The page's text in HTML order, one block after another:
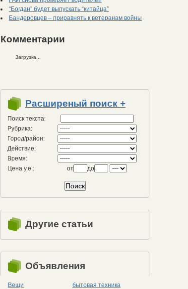
“Богдан” будет выпускать “китайца”
Бандеровцев – приравнять к ветеранам войны
Комментарии
Загрузка...
Расширеный поиск +
Поиск текста:
Рубрика:
Город/район:
Действие:
Время:
Цена у.е.:
от до
Другие статьи
Объявления
Вещи
бытовая техника